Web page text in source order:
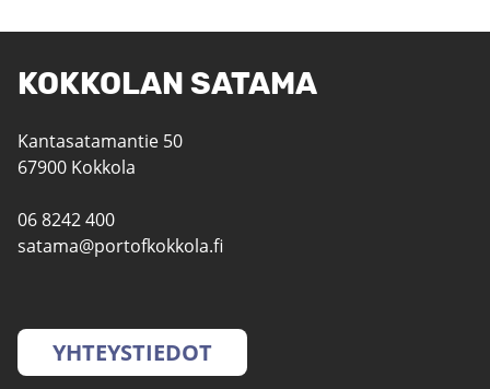
KOKKOLAN SATAMA
Kantasatamantie 50
67900 Kokkola
06 8242 400
satama@portofkokkola.fi
YHTEYSTIEDOT